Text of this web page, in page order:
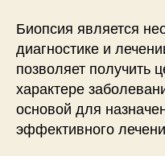
Биопсия является
диагностике и
позволяет получить
характере
основой для
эффективного